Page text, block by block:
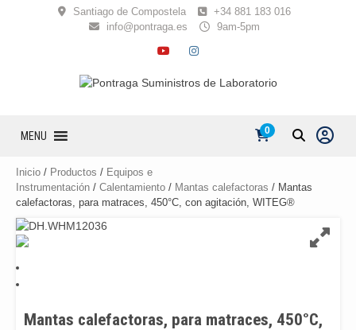
Santiago de Compostela
+34 881 183 016
info@pontraga.es
9am-5pm
YOUTUBE
INSTAGRAM
MENU 0
Inicio / Productos / Equipos e
Instrumentación / Calentamiento / Mantas calefactoras / Mantas
calefactoras, para matraces, 450°C, con agitación, WITEG®
Mantas calefactoras, para matraces, 450°C,